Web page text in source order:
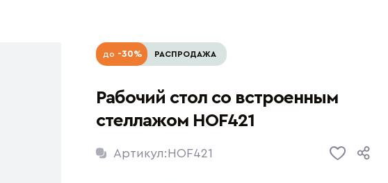
до -30% РАСПРОДАЖА
Рабочий стол со встроенным
стеллажом HOF421
Артикул:HOF421